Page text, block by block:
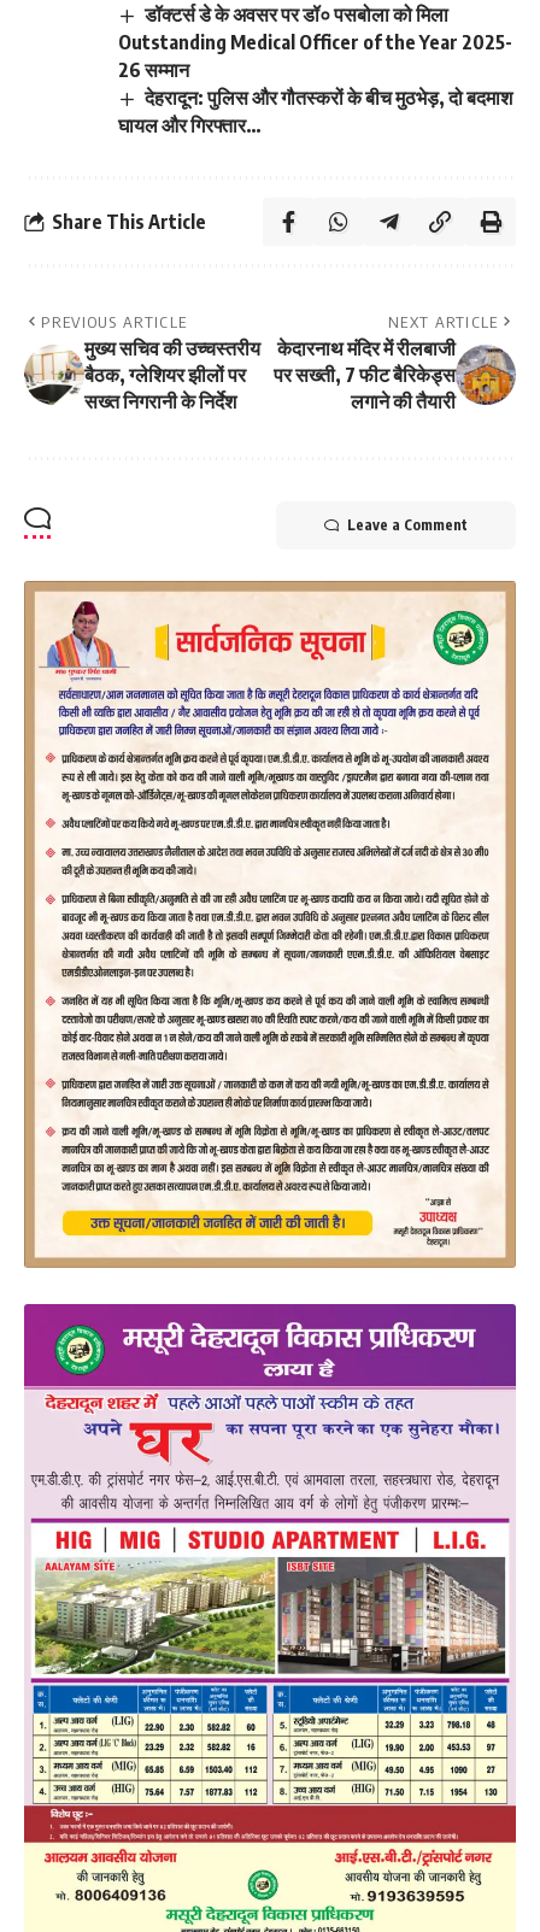
डॉक्टर्स डे के अवसर पर डॉ० पसबोला को मिला
Outstanding Medical Officer of the Year 2025-
26 सम्मान
देहरादून: पुलिस और गौतस्करों के बीच मुठभेड़, दो बदमाश
घायल और गिरफ्तार…
Share This Article
PREVIOUS ARTICLE
मुख्य सचिव की उच्चस्तरीय
बैठक, ग्लेशियर झीलों पर
सख्त निगरानी के निर्देश
NEXT ARTICLE
केदारनाथ मंदिर में रीलबाजी
पर सख्ती, 7 फीट बैरिकेड्स
लगाने की तैयारी
Leave a Comment